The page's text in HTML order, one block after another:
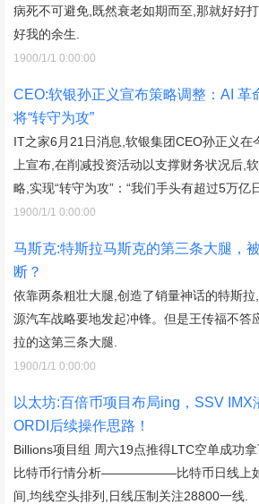
病死不可避免,既然衰老如期而至,那就好好
好我的余生.
1900/1/1 0:00:00
CEO:软银孙正义宣布策略调整：AI 革
将“转守为攻”
IT之家6月21日消息,软银集团CEO孙正义在
上宣布,在削减投资活动以支撑财务状况后,
略,实现“转守为攻”：“我们手头有超过5万亿
1900/1/1 0:00:00
马斯克:特斯拉马斯克的第三条大腿，
断？
依靠两条粗壮大腿,创造了销量神话的特斯
源汽车战略要地发起冲锋。但是王传福不答
拉的这第三条大腿.
1900/1/1 0:00:00
以太坊:百倍币项目布局ing，SSV IMX
ORDI后续操作思路！
Billions项目组 周六19点推得LTC空单成功
比特币行情分析——————比特币日线上
间,均线空头排列,日线压制关注28800一线.